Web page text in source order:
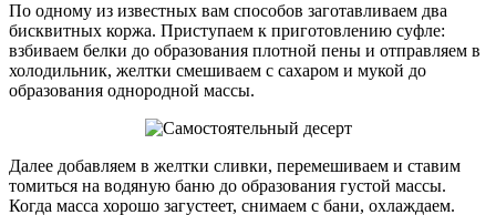
По одному из известных вам способов заготавливаем два
бисквитных коржа. Приступаем к приготовлению суфле:
взбиваем белки до образования плотной пены и отправляем в
холодильник, желтки смешиваем с сахаром и мукой до
образования однородной массы.
Далее добавляем в желтки сливки, перемешиваем и ставим
томиться на водяную баню до образования густой массы.
Когда масса хорошо загустеет, снимаем с бани, охлаждаем.